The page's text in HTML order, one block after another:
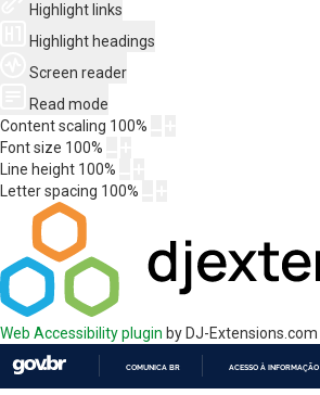
Highlight links
Highlight headings
Screen reader
Read mode
Content scaling 100%
Font size 100%
Line height 100%
Letter spacing 100%
Web Accessibility plugin by DJ-Extensions.com
COMUNICA BR ACESSO À INFORMAÇÃO